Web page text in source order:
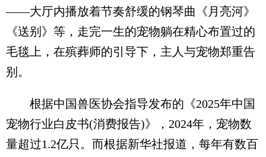
——大厅内播放着节奏舒缓的钢琴曲《月亮河》
《送别》等，走完一生的宠物躺在精心布置过的
毛毯上，在殡葬师的引导下，主人与宠物郑重告
别。
根据中国兽医协会指导发布的《2025年中国
宠物行业白皮书(消费报告)》，2024年，宠物数
量超过1.2亿只。而根据新华社报道，每年有数百